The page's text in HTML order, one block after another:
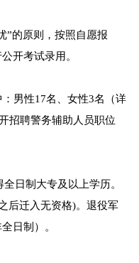
”的原则，按照自愿报
开考试录用。
男性17名、女性3名（详
招聘警务辅助人员职位
日制大专及以上学历。
后迁入无资格)。退役军
日制）。